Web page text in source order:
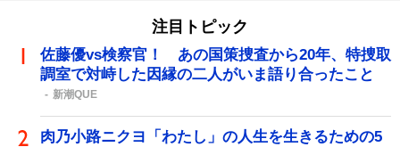
注目トピック
佐藤優vs検察官！ あの国策捜査から20年、特捜取
調室で対峙した因縁の二人がいま語り合ったこと
新潮QUE
肉乃小路ニクヨ「わたし」の人生を生きるための5